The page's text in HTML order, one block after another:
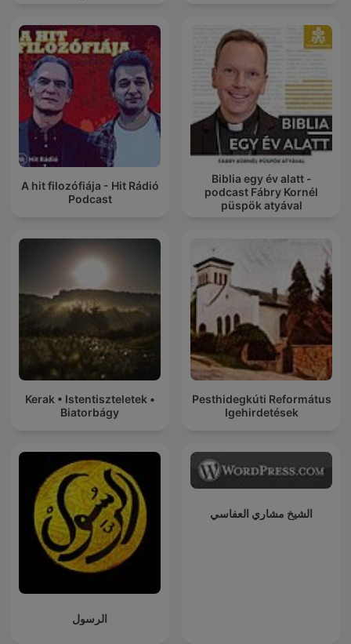
A hit filozófiája - Hit Rádió
Podcast
Biblia egy év alatt -
podcast Fábry Kornél
püspök atyával
Kerak • Istentiszteletek •
Biatorbágy
Pesthidegkúti Református
Igehirdetések
الرسول
الشيخ مشاري العفاسي